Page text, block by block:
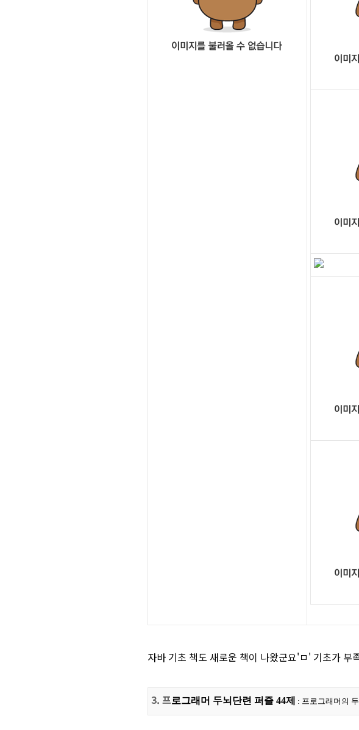
자바 기초 책도 새로운 책이 나왔군요'ㅁ' 기초가
3. 프로그래머 두뇌단련 퍼즐 44제 : 프로그래머의